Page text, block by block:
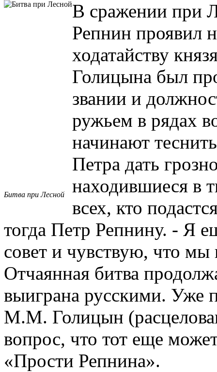
Битва при Лесной
В сражении при
Репнин проявил
ходатайству
Голицына был
звании и
ружьем в рядах
начинают
Петра дать
находившиеся в
всех, кто
тогда Петр Репнину. - Я
совет и чувствую, что мы
Отчаянная битва
выиграна русскими. Уже
М.М. Голицын
вопрос, что тот еще
«Прости Репнина».